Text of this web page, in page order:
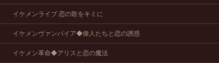
イケメンライブ 恋の歌をキミに
イケメンヴァンパイア◆偉人たちと恋の誘惑
イケメン革命◆アリスと恋の魔法